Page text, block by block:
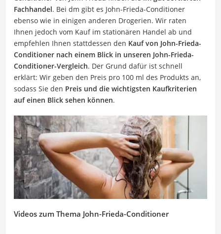
Fachhandel. Bei dm gibt es John-Frieda-Conditioner
ebenso wie in einigen anderen Drogerien. Wir raten
Ihnen jedoch vom Kauf im stationären Handel ab und
empfehlen Ihnen stattdessen den Kauf von John-Frieda-
Conditioner nach einem Blick in unseren John-Frieda-
Conditioner-Vergleich. Der Grund dafür ist schnell
erklärt: Wir geben den Preis pro 100 ml des Produkts an,
sodass Sie den Preis und die wichtigsten Kaufkriterien
auf einen Blick sehen können.
Videos zum Thema John-Frieda-Conditioner